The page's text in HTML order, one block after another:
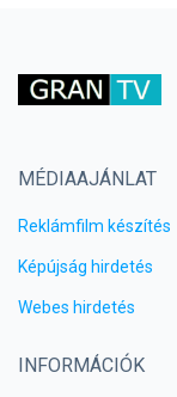
MÉDIAAJÁNLAT
Reklámfilm készítés
Képújság hirdetés
Webes hirdetés
INFORMÁCIÓK